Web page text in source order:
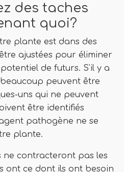
des taches
quoi?
plante est dans des
ajustées pour éliminer
de futurs. S'il y a
peuvent être
uns qui ne peuvent
être identifiés
pathogène ne se
plante.
ne contracteront pas les
ont ce dont ils ont besoin